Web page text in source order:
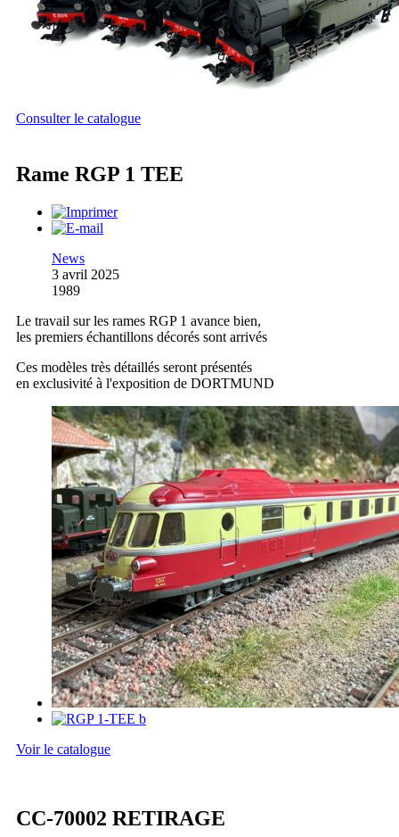
Consulter le catalogue
Rame RGP 1 TEE
News
3 avril 2025
1989
Le travail sur les rames RGP 1 avance bien,
les premiers échantillons décorés sont arrivés
Ces modèles très détaillés seront présentés
en exclusivité à l'exposition de DORTMUND
Voir le catalogue
CC-70002 RETIRAGE